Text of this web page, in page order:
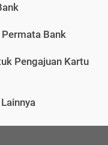
Bank
Pengajuan Kartu